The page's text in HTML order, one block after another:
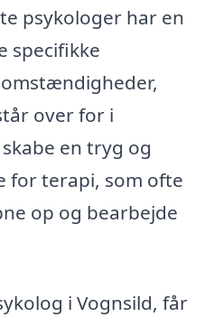
psykologer har en
specifikke
over for i
en tryg og
for terapi, som ofte
op og bearbejde
i Vognsild, får